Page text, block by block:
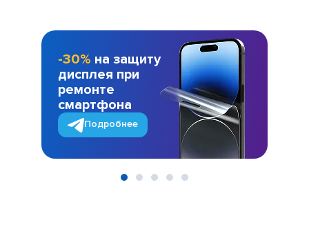
-30% на защиту
дисплея при
ремонте
смартфона
Подробнее